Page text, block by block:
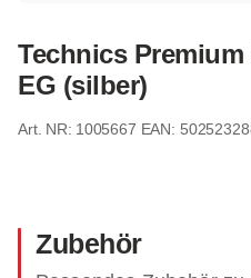
Technics Premium
EG (silber)
1005667 EAN:
Zubehör